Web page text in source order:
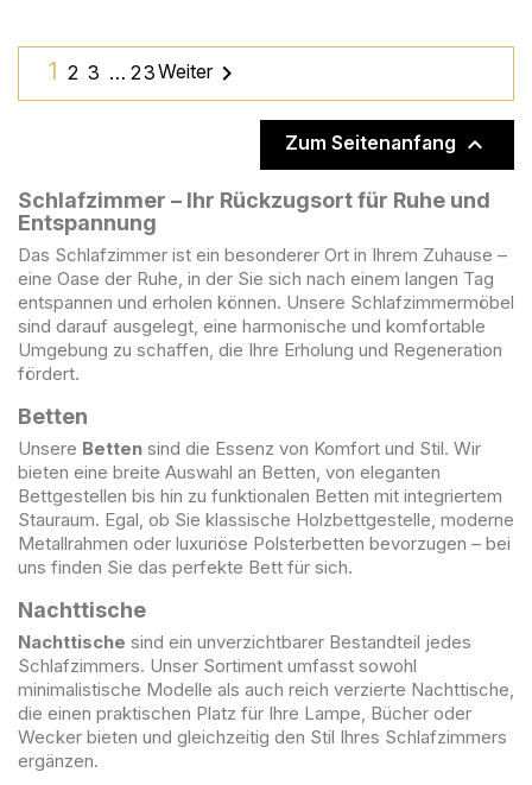
1 2 3 … 23Weiter
Zum Seitenanfang 
Schlafzimmer – Ihr Rückzugsort für Ruhe und
Entspannung
Das Schlafzimmer ist ein besonderer Ort in Ihrem Zuhause –
eine Oase der Ruhe, in der Sie sich nach einem langen Tag
entspannen und erholen können. Unsere Schlafzimmermöbel
sind darauf ausgelegt, eine harmonische und komfortable
Umgebung zu schaffen, die Ihre Erholung und Regeneration
fördert.
Betten
Unsere Betten sind die Essenz von Komfort und Stil. Wir
bieten eine breite Auswahl an Betten, von eleganten
Bettgestellen bis hin zu funktionalen Betten mit integriertem
Stauraum. Egal, ob Sie klassische Holzbettgestelle, moderne
Metallrahmen oder luxuriöse Polsterbetten bevorzugen – bei
uns finden Sie das perfekte Bett für sich.
Nachttische
Nachttische sind ein unverzichtbarer Bestandteil jedes
Schlafzimmers. Unser Sortiment umfasst sowohl
minimalistische Modelle als auch reich verzierte Nachttische,
die einen praktischen Platz für Ihre Lampe, Bücher oder
Wecker bieten und gleichzeitig den Stil Ihres Schlafzimmers
ergänzen.